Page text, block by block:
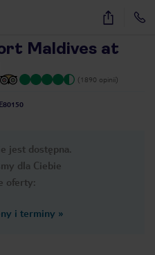
43
Maldives at
(1890 opinii)
jest dostępna.
dla Ciebie
oferty:
i terminy »